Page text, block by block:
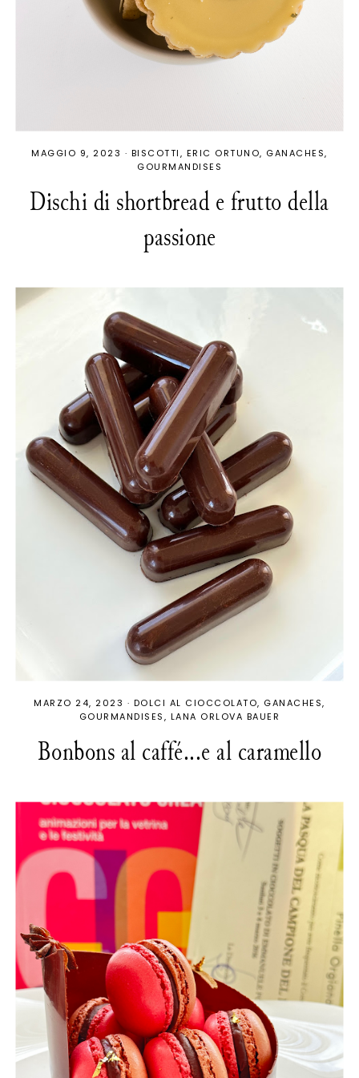
MAGGIO 9, 2023 · BISCOTTI ERIC ORTUNO GANACHES
GOURMANDISES
Dischi di shortbread e frutto della
passione
MARZO 24, 2023 · DOLCI AL CIOCCOLATO GANACHES
GOURMANDISES
LANA ORLOVA BAUER
Bonbons al caffé...e al caramello